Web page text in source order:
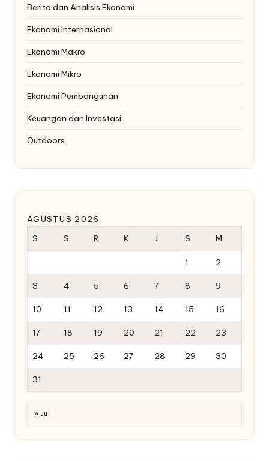
Berita dan Analisis Ekonomi
Ekonomi Internasional
Ekonomi Makro
Ekonomi Mikro
Ekonomi Pembangunan
Keuangan dan Investasi
Outdoors
AGUSTUS 2026
S
S R K J S M
1 2
3 4 5 6 7 8 9
10 11 12 13 14 15 16
17 18 19 20 21 22 23
24 25 26 27 28 29 30
31
« Jul